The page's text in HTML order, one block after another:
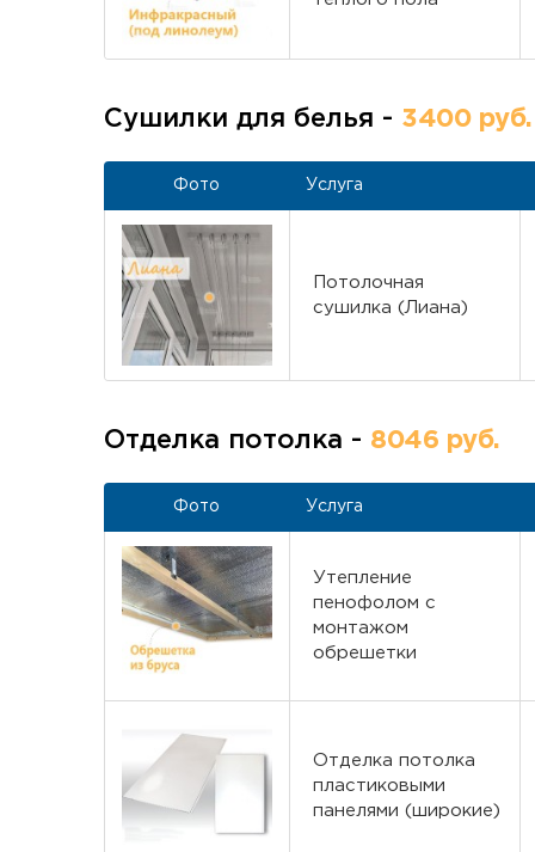
Сушилки для белья - 3400 руб.
Фото Услуга
Потолочная
сушилка (Лиана)
Отделка потолка - 8046 руб.
Фото Услуга
Утепление
пенофолом с
монтажом
обрешетки
Отделка потолка
пластиковыми
панелями (широкие)